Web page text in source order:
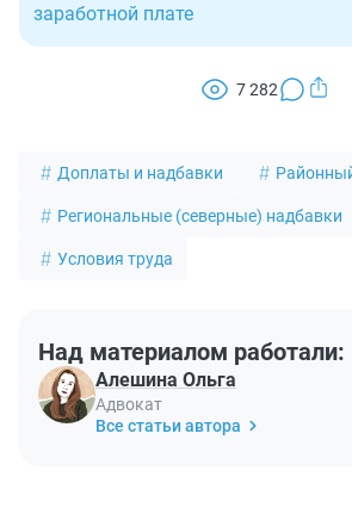
заработной плате
7 282
Доплаты и надбавки
Региональные (северные) надбавки
Условия труда
Над материалом работали:
Алешина Ольга
Адвокат
Все статьи автора